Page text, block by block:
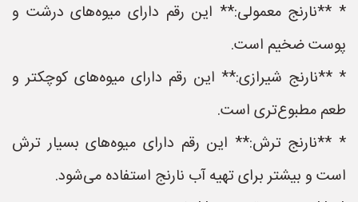
* **نارنج معمولی:** این رقم دارای میوه‌های درشت و
پوست ضخیم است.
* **نارنج شیرازی:** این رقم دارای میوه‌های کوچکتر و
طعم مطبوع‌تری است.
* **نارنج ترش:** این رقم دارای میوه‌های بسیار ترش
است و بیشتر برای تهیه آب نارنج استفاده می‌شود.